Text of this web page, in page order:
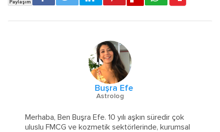
Buşra Efe
Astrolog
Merhaba, Ben Buşra Efe. 10 yılı aşkın süredir çok
uluslu FMCG ve kozmetik sektörlerinde, kurumsal